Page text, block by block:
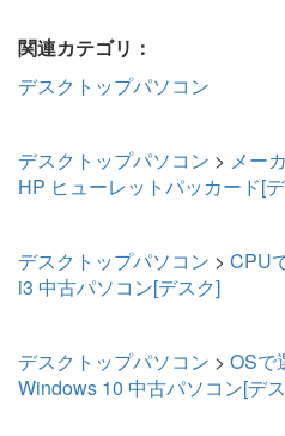
関連カテゴリ：
デスクトップパソコン
デスクトップパソコン > メー
HP ヒューレットパッカード[
デスクトップパソコン > CPU
i3 中古パソコン[デスク]
デスクトップパソコン > OSで
Windows 10 中古パソコン[デ